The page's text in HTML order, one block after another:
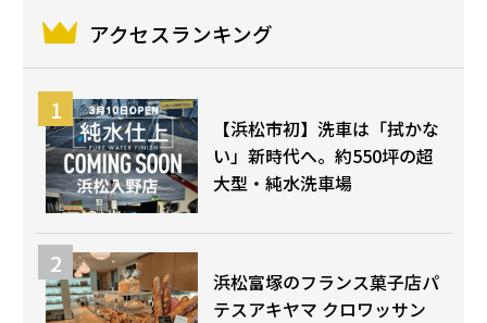
アクセスランキング
【浜松市初】洗車は「拭かな
い」新時代へ。約550坪の超
大型・純水洗車場
浜松富塚のフランス菓子店パ
テスアキヤマ クロワッサン